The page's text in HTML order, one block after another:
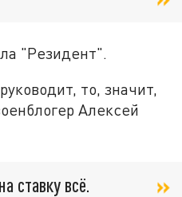
"Резидент".
то, значит,
Алексей
ставку всё.